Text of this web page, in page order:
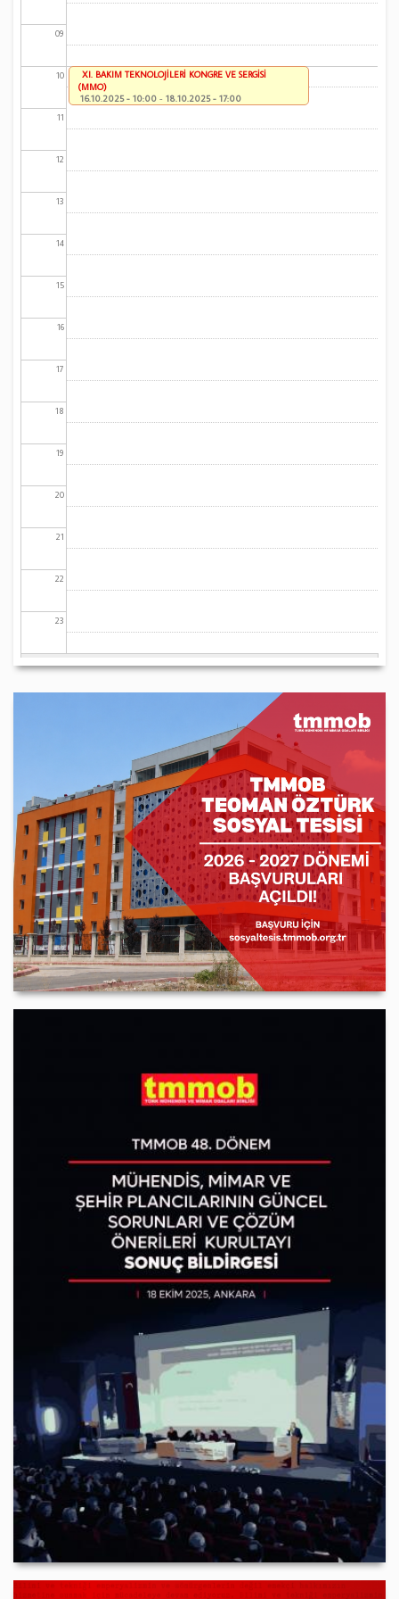
09
10
11
12
13
14
15
16
17
18
19
20
21
22
23
XI. BAKIM TEKNOLOJİLERİ KONGRE VE SERGİSİ
(MMO)
16.10.2025 - 10:00 -18.10.2025 - 17:00